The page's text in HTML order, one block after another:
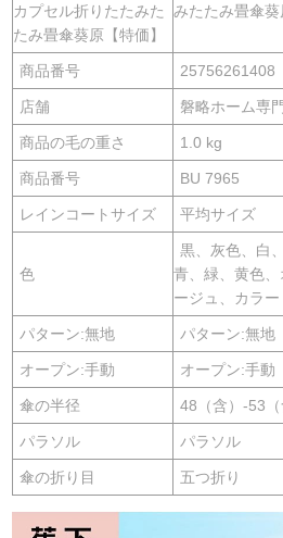
カプセル折りたたみた
たみ畳傘葵原【特価】
みたたみ畳傘葵
商品番号 25756261408
店舗 磐略ホーム専
商品の毛の重さ 1.0 kg
商品番号 BU 7965
レインコートサイズ 平均サイズ
色
黒、灰色、白
青、緑、黄色
ージュ、カラー
パターン:無地 パターン:無地
オープン:手動 オープン:手動
傘の半径 48（含）-53
パラソル パラソル
傘の折り目 五つ折り